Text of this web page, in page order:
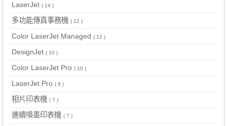
LaserJet ( 14 )
多功能傳真事務機 ( 12 )
Color LaserJet Managed ( 12 )
DesignJet ( 10 )
Color LaserJet Pro ( 10 )
LaserJet Pro ( 8 )
相片印表機 ( 7 )
連續噴墨印表機 ( 7 )